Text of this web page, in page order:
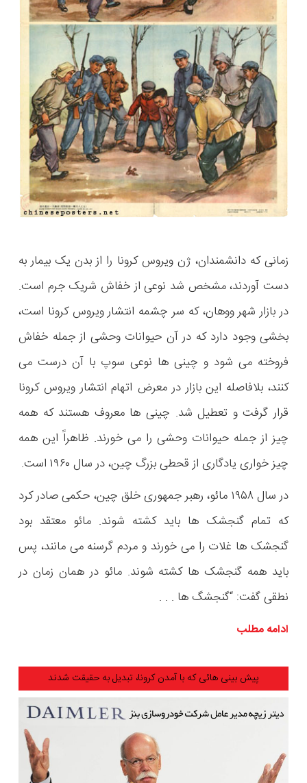
زمانی که دانشمندان، ژن ویروس کرونا را از بدن یک بیمار به
دست آوردند، مشخص شد نوعی از خفاش‌ شریک جرم است.
در بازار شهر ووهان، که سر چشمه انتشار ویروس کرونا است،
بخشی وجود دارد که در آن حیوانات وحشی از جمله خفاش
فروخته می شود و چینی ها نوعی سوپ با آن درست می
کنند، بلافاصله این بازار در معرض اتهام انتشار ویروس کرونا
قرار گرفت و تعطیل شد. چینی ها معروف هستند که همه
چیز از جمله حیوانات وحشی را می خورند. ظاهراً این همه
چیز خواری یادگاری از قحطی بزرگ چین، در سال ۱۹۶۰ است.
در سال ۱۹۵۸ مائو، رهبر جمهوری خلق چین، حکمی صادر کرد
که تمام گنجشک ها باید کشته شوند. مائو معتقد بود
گنجشک ها غلات را می خورند و مردم گرسنه می مانند، پس
باید همه گنجشک ها کشته شوند. مائو در همان زمان در
نطقی گفت: “گنجشگ ها . . .
ادامه مطلب
پیش بینی هائی که با آمدن کرونا، تبدیل به حقیقت شدند